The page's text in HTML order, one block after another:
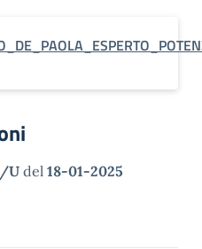
U del 18-01-2025